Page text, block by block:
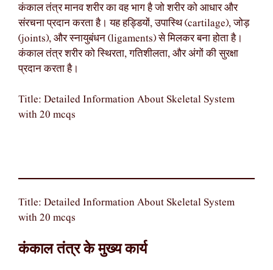
कंकाल तंत्र मानव शरीर का वह भाग है जो शरीर को आधार और
संरचना प्रदान करता है। यह हड्डियों, उपास्थि (cartilage), जोड़
(joints), और स्नायुबंधन (ligaments) से मिलकर बना होता है।
कंकाल तंत्र शरीर को स्थिरता, गतिशीलता, और अंगों की सुरक्षा
प्रदान करता है।
Title: Detailed Information About Skeletal System
with 20 mcqs
Title: Detailed Information About Skeletal System
with 20 mcqs
कंकाल तंत्र के मुख्य कार्य